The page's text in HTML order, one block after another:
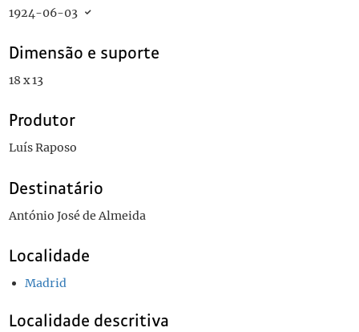
1924-06-03
Dimensão e suporte
18 x 13
Produtor
Luís Raposo
Destinatário
António José de Almeida
Localidade
Madrid
Localidade descritiva